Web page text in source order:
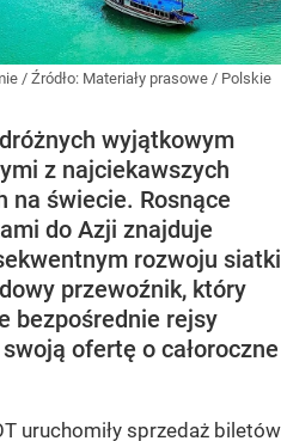
/ Źródło: Materiały prasowe / Polskie
wyjątkowym
z najciekawszych
na świecie. Rosnące
do Azji znajduje
rozwoju siatki
przewoźnik, który
bezpośrednie rejsy
ofertę o całoroczne
uruchomiły sprzedaż biletów